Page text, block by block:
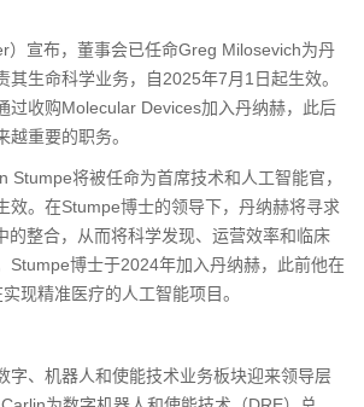
）宣布，董事会已任命Greg Milosevich为丹
其生命科学业务，自2025年7月1日起生效。
过收购Molecular Devices加入丹纳赫，此后
重要的职务。
Stumpe将被任命为首席技术和人工智能官，
效。在Stumpe博士的领导下，丹纳赫将寻求
的整合，从而将科学发现、运营效率和临床
Stumpe博士于2024年加入丹纳赫，此前他在
现精准医疗的人工智能项目。
字、机器人和使能技术业务板块迎来领导层